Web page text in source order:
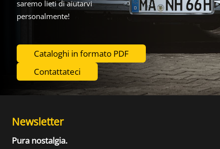
saremo lieti di aiutarvi
personalmente!
Cataloghi in formato PDF
Contattateci
Newsletter
Pura nostalgia.